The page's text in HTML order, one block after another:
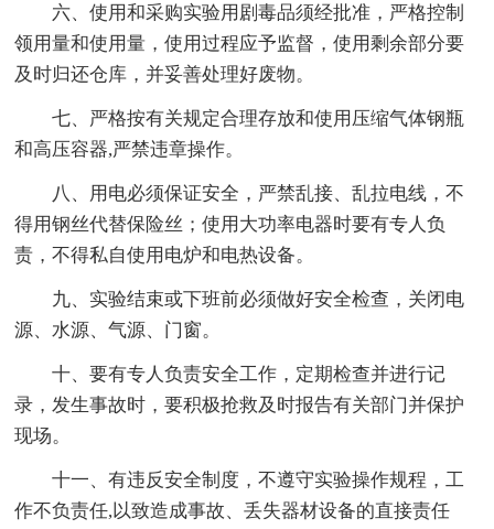
六、使用和采购实验用剧毒品须经批准，严格控制
领用量和使用量，使用过程应予监督，使用剩余部分要
及时归还仓库，并妥善处理好废物。
七、严格按有关规定合理存放和使用压缩气体钢瓶
和高压容器,严禁违章操作。
八、用电必须保证安全，严禁乱接、乱拉电线，不
得用钢丝代替保险丝；使用大功率电器时要有专人负
责，不得私自使用电炉和电热设备。
九、实验结束或下班前必须做好安全检查，关闭电
源、水源、气源、门窗。
十、要有专人负责安全工作，定期检查并进行记
录，发生事故时，要积极抢救及时报告有关部门并保护
现场。
十一、有违反安全制度，不遵守实验操作规程，工
作不负责任,以致造成事故、丢失器材设备的直接责任